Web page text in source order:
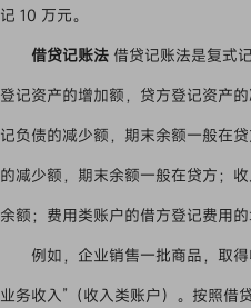
记 10 万元。
借贷记账法 借贷记账法是复式
登记资产的增加额，贷方登记资产
记负债的减少额，期末余额一般在
的减少额，期末余额一般在贷方；
余额；费用类账户的借方登记费用
例如，企业销售一批商品，取
业务收入”（收入类账户）。按照借